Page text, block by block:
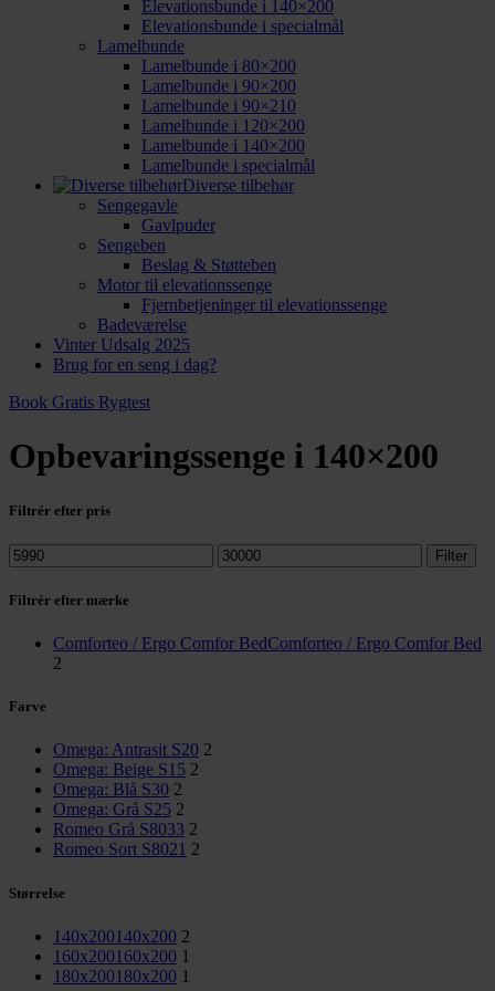
Elevationsbunde i 140×200
Elevationsbunde i specialmål
Lamelbunde
Lamelbunde i 80×200
Lamelbunde i 90×200
Lamelbunde i 90×210
Lamelbunde i 120×200
Lamelbunde i 140×200
Lamelbunde i specialmål
Diverse tilbehør
Sengegavle
Gavlpuder
Sengeben
Beslag & Støtteben
Motor til elevationssenge
Fjernbetjeninger til elevationssenge
Badeværelse
Vinter Udsalg 2025
Brug for en seng i dag?
Book Gratis Rygtest
Opbevaringssenge i 140×200
Filtrér efter pris
Mindste
pris
Højeste
pris
Filter
Filtrér efter mærke
Comforteo / Ergo Comfor BedComforteo / Ergo Comfor Bed
2
Farve
Omega: Antrasit S20 2
Omega: Beige S15 2
Omega: Blå S30 2
Omega: Grå S25 2
Romeo Grå S8033 2
Romeo Sort S8021 2
Størrelse
140x200140x200 2
160x200160x200 1
180x200180x200 1